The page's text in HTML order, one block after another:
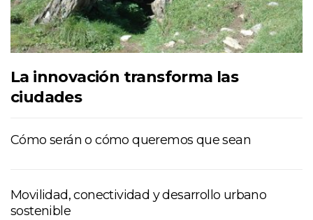
La innovación transforma las
ciudades
Cómo serán o cómo queremos que sean
Movilidad, conectividad y desarrollo urbano
sostenible